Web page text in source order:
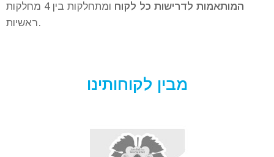
המותאמות לדרישות כל לקוח
ומתחלקות בין 4 מחלקות
ראשיות.
מבין לקוחותינו